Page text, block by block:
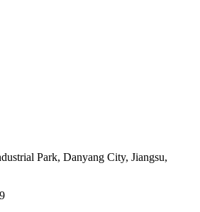
Park, Danyang City, Jiangsu,